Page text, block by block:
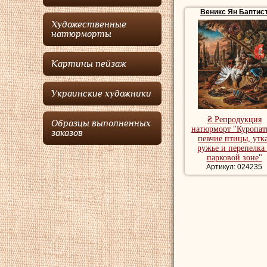
Художественные
натюрморты
Картины пейзаж
Украинские художники
Образцы выполненных
заказов
В 1642 годуВеникс
названием
момент посвящения
речью. Здесь
века. В РимеВеникс
также
Ян Веникс
представлялся на
он получил по
портретах и
Картины
натюрморт,
Веникс Ян
₴ Репродукция
натюрморт
певчие птицы,
ружье и перепелка
парковой зоне"
Артикул: 024235